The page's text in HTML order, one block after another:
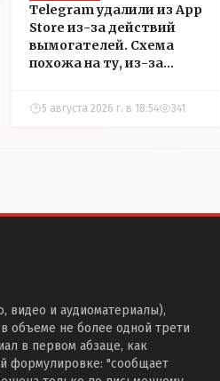
Telegram удалили из App
Store из-за действий
вымогателей. Схема
похожа на ту, из-за
Instagram
5 августа 2026 г. в 18:54 341
видео и аудиоматериалы),
объеме не более одной трети
в первом абзаце, как
формулировке: "сообщает